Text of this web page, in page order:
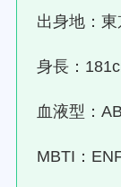
出身地：
身長：
血液型：
MBTI：